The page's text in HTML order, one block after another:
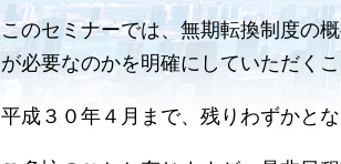
このセミナーでは、無期転換制度の
が必要なのかを明確にしていただく
平成３０年４月まで、残りわずかと